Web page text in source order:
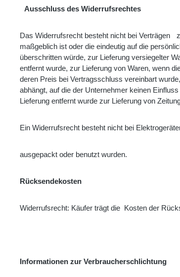
Ausschluss des Widerrufsrechtes
Das Widerrufsrecht besteht nicht bei Verträgen
maßgeblich ist oder die eindeutig auf die
überschritten würde, zur Lieferung versiegelter
entfernt wurde, zur Lieferung von Waren, wenn
deren Preis bei Vertragsschluss vereinbart
abhängt, auf die der Unternehmer keinen
Lieferung entfernt wurde zur Lieferung von
Ein Widerrufsrecht besteht nicht bei
ausgepackt oder benutzt wurden.
Rücksendekosten
Widerrufsrecht: Käufer trägt die Kosten der
Informationen zur Verbraucherschlichtung